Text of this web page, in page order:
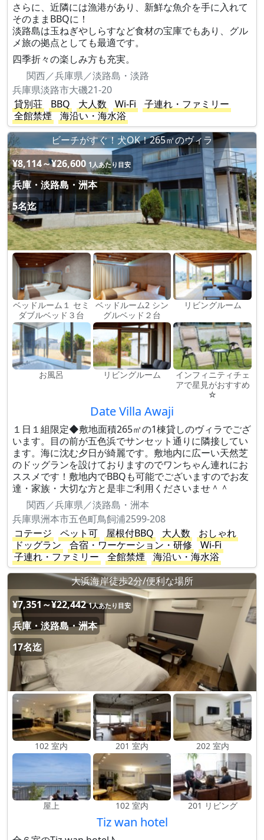
さらに、近隣には漁港があり、新鮮な魚介を手に入れて
そのままBBQに！
淡路島は玉ねぎやしらすなど食材の宝庫でもあり、グル
メ旅の拠点としても最適です。
四季折々の楽しみ方も充実。
関西／兵庫県／淡路島・淡路
兵庫県淡路市大磯21-20
貸別荘
BBQ 大人数 Wi-Fi
子連れ・ファミリー
全館禁煙
海沿い・海水浴
ビーチがすぐ！犬OK！265㎡のヴィラ
¥8,114～¥26,600 1人あたり目安
兵庫・淡路島・洲本
5名迄
ベッドルーム１ セミ
ダブルベッド３台
ベッドルーム2 シン
グルベッド２台
リビングルーム
お風呂 リビングルーム
インフィニティチェ
アで星見がおすすめ
☆
Date Villa Awaji
１日１組限定◆敷地面積265㎡の1棟貸しのヴィラでござ
います。目の前が五色浜でサンセット通りに隣接してい
ます。海に沈む夕日が綺麗です。敷地内に広ーい天然芝
のドッグランを設けておりますのでワンちゃん連れにお
ススメです！敷地内でBBQも可能でございますのでお友
達・家族・大切な方と是非ご利用くださいませ＾＾
関西／兵庫県／淡路島・洲本
兵庫県洲本市五色町鳥飼浦2599-208
コテージ
ペット可 屋根付BBQ 大人数
おしゃれ
ドッグラン
合宿・ワーケーション・研修
Wi-Fi
子連れ・ファミリー
全館禁煙
海沿い・海水浴
大浜海岸徒歩2分/便利な場所
¥7,351～¥22,442 1人あたり目安
兵庫・淡路島・洲本
17名迄
102 室内 201 室内 202 室内
屋上 102 室内 201 リビング
Tiz wan hotel